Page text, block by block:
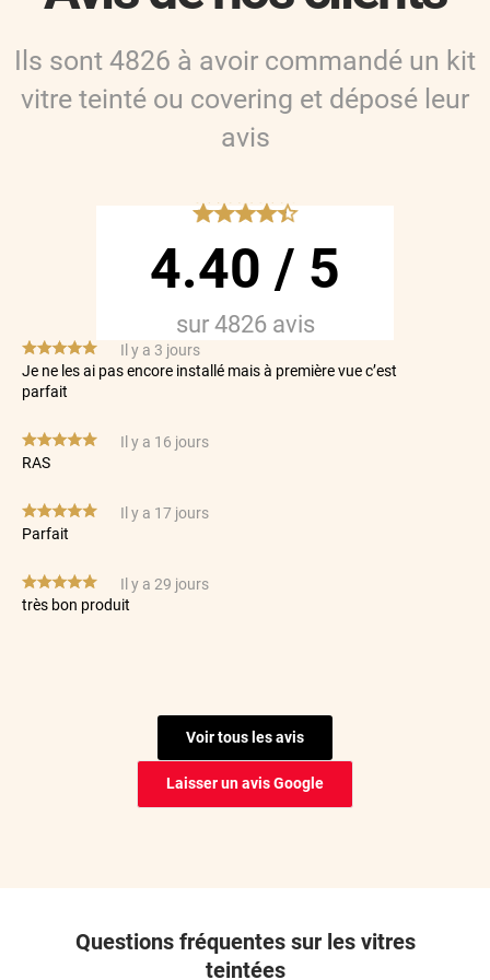
Ils sont 4826 à avoir commandé un kit
vitre teinté ou covering et déposé leur
avis
*****
4.40 / 5
sur 4826avis
*****
Je ne les ai pas encore installé mais à première vue c’est
parfait
Il y a 3 jours
*****
RAS
Il y a 16 jours
*****
Parfait
Il y a 17 jours
*****
très bon produit
Il y a 29 jours
Filme de tres bonne qualité et coupe parfaite
Il y a 69 jours
Il y a 93 jours
Voir tous les avis
Laisser un avis Google
Questions fréquentes sur les vitres
teintées